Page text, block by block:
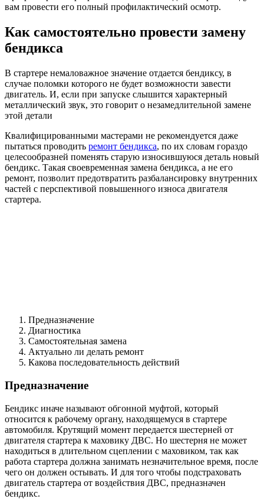
вам провести его полный профилактический осмотр.
Как самостоятельно провести замену
бендикса
В стартере немаловажное значение отдается бендиксу, в
случае поломки которого не будет возможности завести
двигатель. И, если при запуске слышится характерный
металлический звук, это говорит о незамедлительной замене
этой детали
Квалифицированными мастерами не рекомендуется даже
пытаться проводить ремонт бендикса, по их словам гораздо
целесообразней поменять старую износившуюся деталь новый
бендикс. Такая своевременная замена бендикса, а не его
ремонт, позволит предотвратить разбалансировку внутренних
частей с перспективой повышенного износа двигателя
стартера.
Предназначение
Диагностика
Самостоятельная замена
Актуально ли делать ремонт
Какова последовательность действий
Предназначение
Бендикс иначе называют обгонной муфтой, который
относится к рабочему органу, находящемуся в стартере
автомобиля. Крутящий момент передается шестерней от
двигателя стартера к маховику ДВС. Но шестерня не может
находиться в длительном сцеплении с маховиком, так как
работа стартера должна занимать незначительное время, после
чего он должен остывать. И для того чтобы подстраховать
двигатель стартера от воздействия ДВС, предназначен
бендикс.